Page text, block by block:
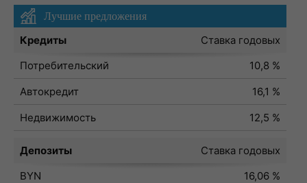
Лучшие предложения
Кредиты
Ставка годовых
Потребительский
10,8 %
Автокредит
16,1 %
Недвижимость
12,5 %
Депозиты
Ставка годовых
BYN
16,06 %